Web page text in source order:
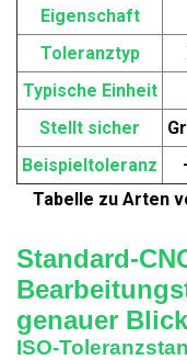
Eigenschaft
Toleranztyp
Typische Einheit
Stellt sicher
Beispieltoleranz
Tabelle zu Arten
Standard-
genauer
ISO-